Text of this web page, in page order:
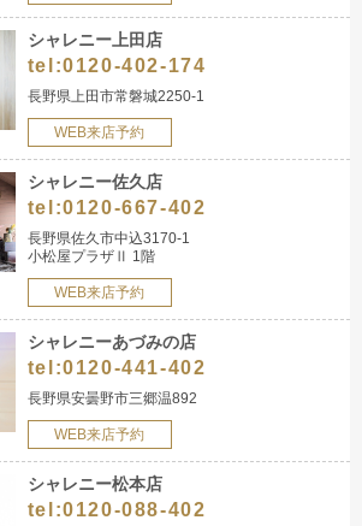
シャレニー上田店
tel:0120-402-174
長野県上田市常磐城2250-1
WEB来店予約
シャレニー佐久店
tel:0120-667-402
長野県佐久市中込3170-1
小松屋プラザⅡ 1階
WEB来店予約
シャレニーあづみの店
tel:0120-441-402
長野県安曇野市三郷温892
WEB来店予約
シャレニー松本店
tel:0120-088-402